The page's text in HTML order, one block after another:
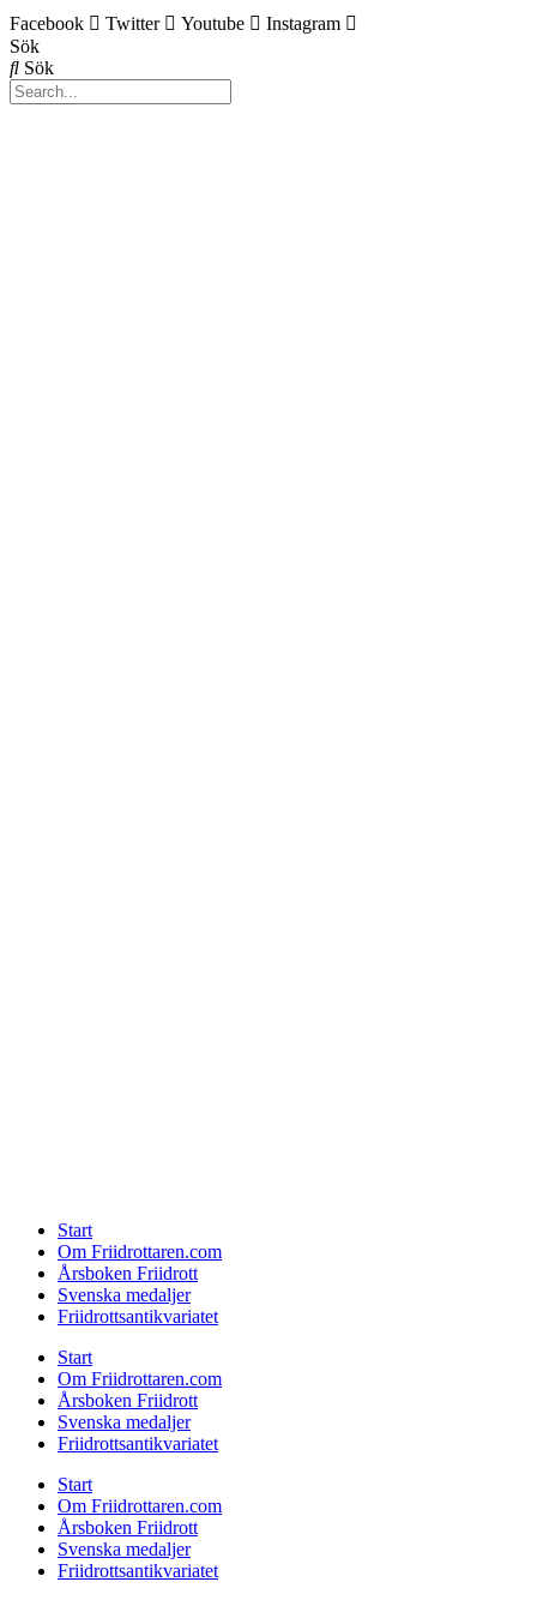
Facebook Twitter Youtube
Instagram
Sök
Sök
Start
Om Friidrottaren.com
Årsboken Friidrott
Svenska medaljer
Friidrottsantikvariatet
Start
Om Friidrottaren.com
Årsboken Friidrott
Svenska medaljer
Friidrottsantikvariatet
Start
Om Friidrottaren.com
Årsboken Friidrott
Svenska medaljer
Friidrottsantikvariatet